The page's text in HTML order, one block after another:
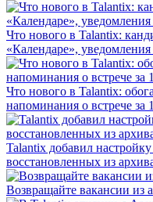
Что нового в Talantix:
«Календаре», уведомления
Что нового в Talantix:
напоминания о встрече за
Talantix добавил
восстановленных из
Возвращайте вакансии из